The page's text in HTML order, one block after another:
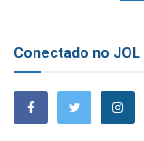
Conectado no JOL